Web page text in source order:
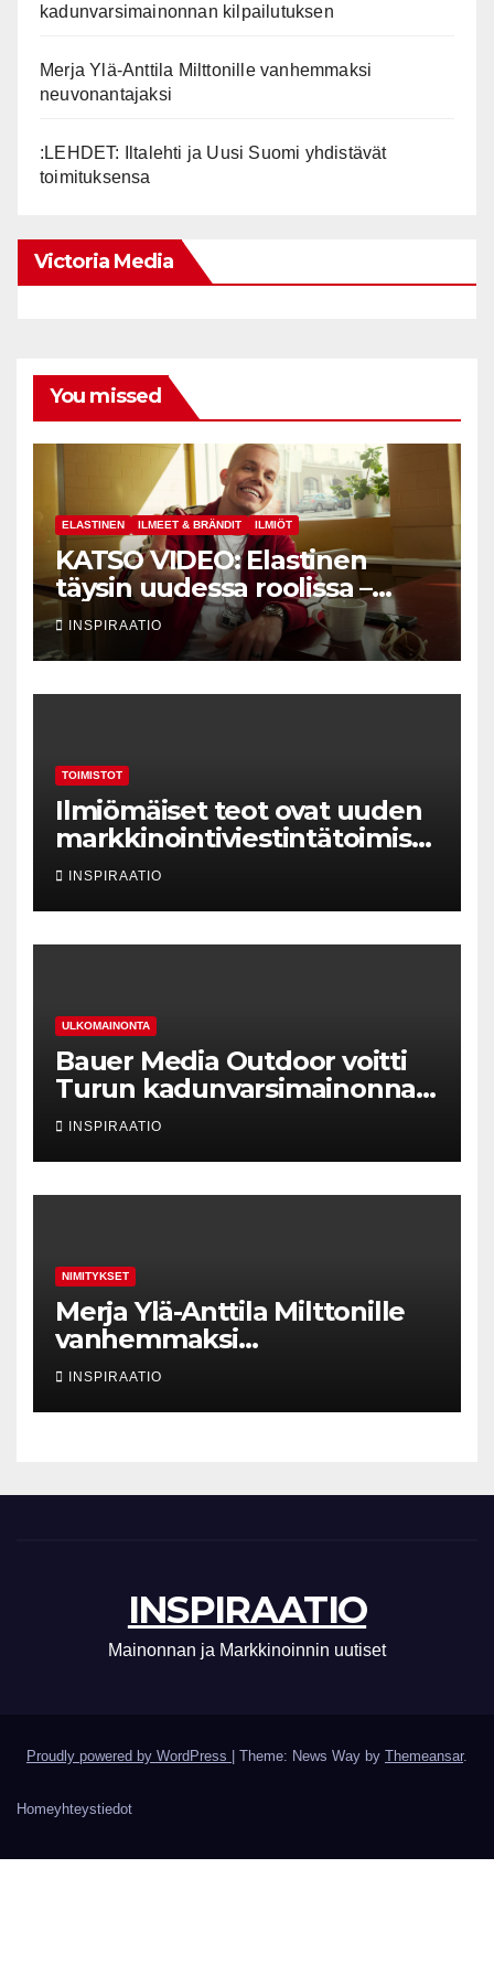
kadunvarsimainonnan kilpailutuksen
Merja Ylä-Anttila Milttonille vanhemmaksi
neuvonantajaksi
:LEHDET: Iltalehti ja Uusi Suomi yhdistävät
toimituksensa
Victoria Media
You missed
ELASTINEN ILMEET & BRÄNDIT ILMIÖT
KATSO VIDEO: Elastinen
täysin uudessa roolissa –
johdon
hymyneuvonantajaksi
vakuutusyhtiö Turvaan
INSPIRAATIO
TOIMISTOT
Ilmiömäiset teot ovat uuden
markkinointiviestintätoimisto
Valve Creativen ydin
INSPIRAATIO
ULKOMAINONTA
Bauer Media Outdoor voitti
Turun kadunvarsimainonnan
kilpailutuksen
INSPIRAATIO
NIMITYKSET
Merja Ylä-Anttila Milttonille
vanhemmaksi
neuvonantajaksi
INSPIRAATIO
INSPIRAATIO
Mainonnan ja Markkinoinnin uutiset
Proudly powered by WordPress Theme: News Way by Themeansar.
Homeyhteystiedot